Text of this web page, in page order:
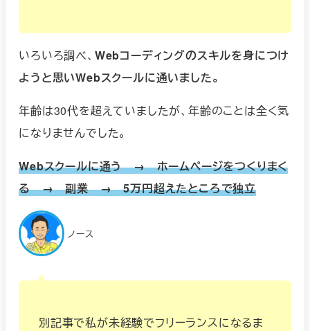
いろいろ調べ、 Webコーディングのスキルを身につけ
ようと思いWebスクールに通いました。
年齢は30代を超えていましたが、年齢のことは全く気
になりませんでした。
Webスクールに通う → ホームページをつくりまく
る → 副業 → 5万円超えたところで独立
ノース
別記事で私が未経験でフリーランスになるま